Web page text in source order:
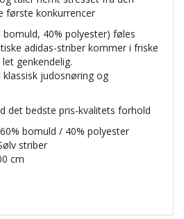
første konkurrencer
40% polyester) føles
adidas-striber kommer i friske
genkendelig.
judosnøring og
det bedste pris-kvalitets forhold
bomuld / 40% polyester
striber
cm